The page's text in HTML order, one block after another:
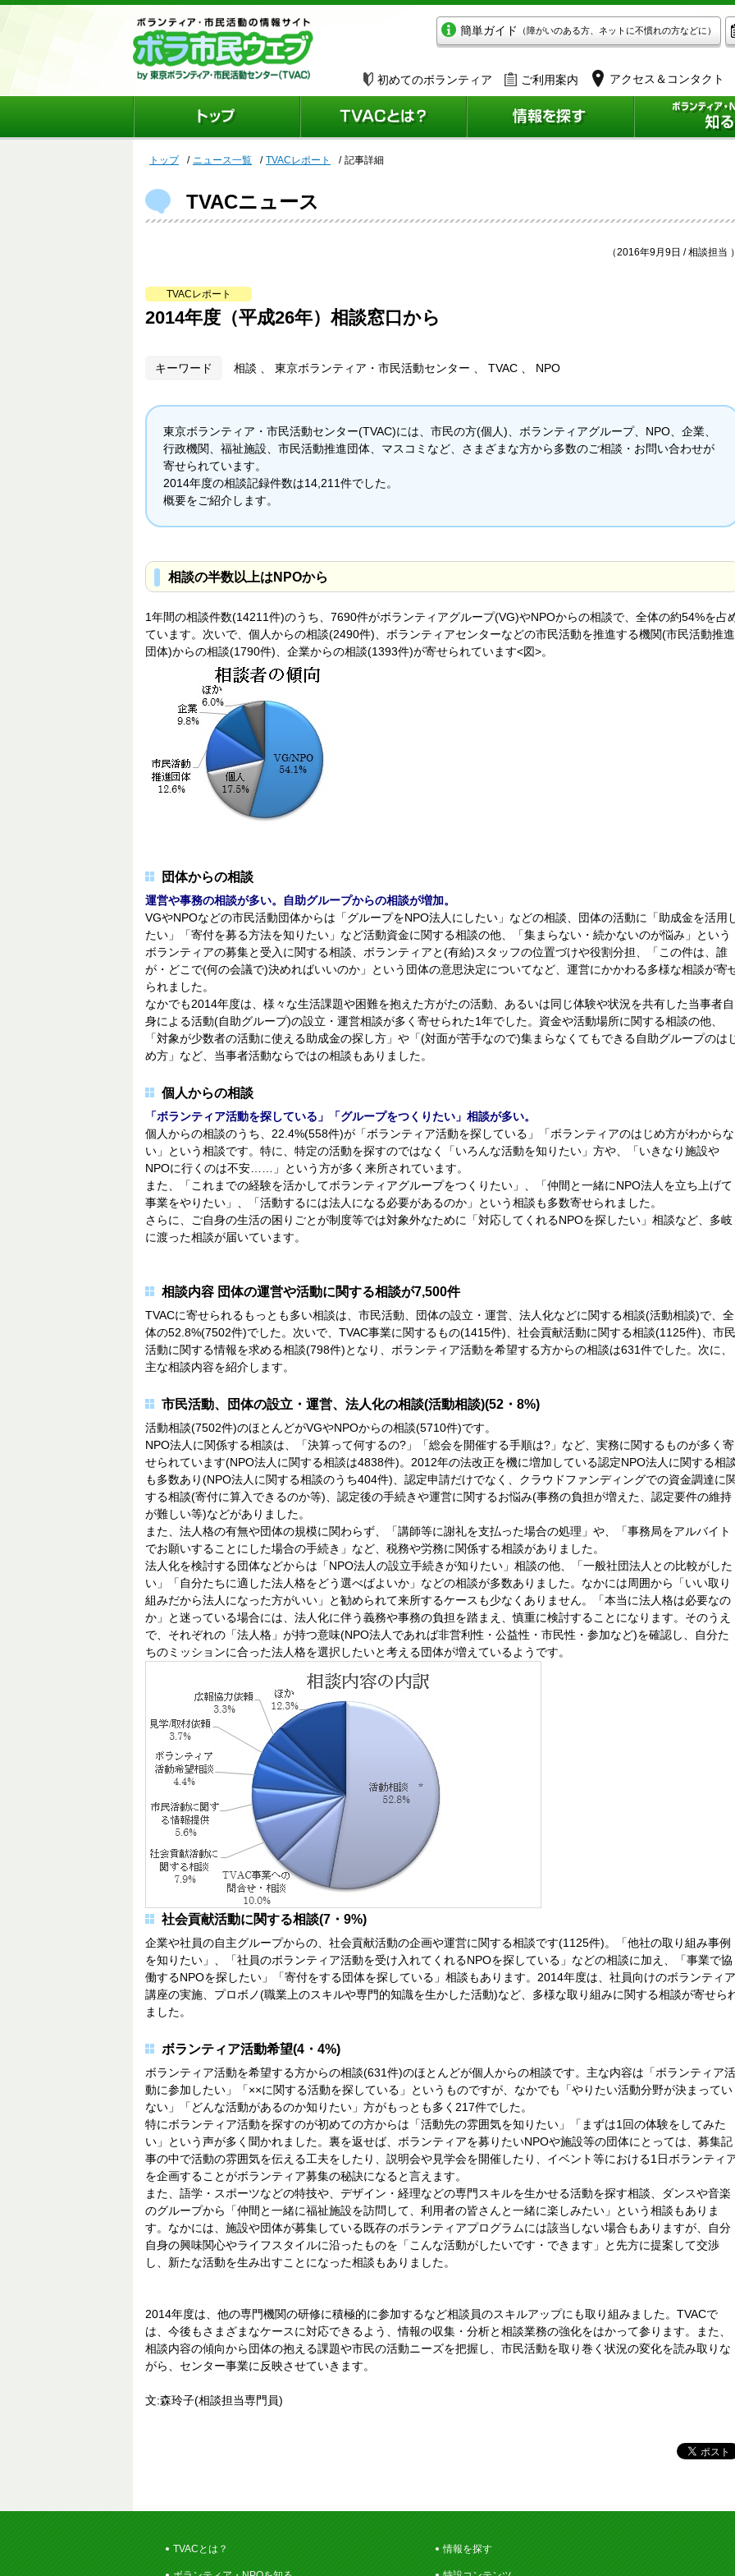
簡単ガイド （障がいのある方、ネットに不慣れの方などに）
初めてのボランティア ご利用案内 アクセス＆コンタクト
トップ ニュース一覧 TVACレポート 記事詳細
TVACニュース
（2016年9月9日 / 相談担当
TVACレポート
2014年度（平成26年）相談窓口から
キーワード 相談 、 東京ボランティア・市民活動センター 、 TVAC 、 NPO
東京ボランティア・市民活動センター(TVAC)には、市民の方(個人)、ボランティアグループ、NPO、企業、
行政機関、福祉施設、市民活動推進団体、マスコミなど、さまざまな方から多数のご相談・お問い合わせが
寄せられています。
2014年度の相談記録件数は14,211件でした。
概要をご紹介します。
相談の半数以上はNPOから
1年間の相談件数(14211件)のうち、7690件がボランティアグループ(VG)やNPOからの相談で、全体の約54%を占
ています。次いで、個人からの相談(2490件)、ボランティアセンターなどの市民活動を推進する機関(市民活動推進
団体)からの相談(1790件)、企業からの相談(1393件)が寄せられています<図>。
団体からの相談
運営や事務の相談が多い。自助グループからの相談が増加。
VGやNPOなどの市民活動団体からは「グループをNPO法人にしたい」などの相談、団体の活動に「助成金を活用
たい」「寄付を募る方法を知りたい」など活動資金に関する相談の他、「集まらない・続かないのが悩み」という
ボランティアの募集と受入に関する相談、ボランティアと(有給)スタッフの位置づけや役割分担、「この件は、誰
が・どこで(何の会議で)決めればいいのか」という団体の意思決定についてなど、運営にかかわる多様な相談が寄
られました。
なかでも2014年度は、様々な生活課題や困難を抱えた方がたの活動、あるいは同じ体験や状況を共有した当事者自
身による活動(自助グループ)の設立・運営相談が多く寄せられた1年でした。資金や活動場所に関する相談の他、
「対象が少数者の活動に使える助成金の探し方」や「(対面が苦手なので)集まらなくてもできる自助グループのは
め方」など、当事者活動ならではの相談もありました。
個人からの相談
「ボランティア活動を探している」「グループをつくりたい」相談が多い。
個人からの相談のうち、22.4%(558件)が「ボランティア活動を探している」「ボランティアのはじめ方がわからな
い」という相談です。特に、特定の活動を探すのではなく「いろんな活動を知りたい」方や、「いきなり施設や
NPOに行くのは不安……」という方が多く来所されています。
また、「これまでの経験を活かしてボランティアグループをつくりたい」、「仲間と一緒にNPO法人を立ち上げて
事業をやりたい」、「活動するには法人になる必要があるのか」という相談も多数寄せられました。
さらに、ご自身の生活の困りごとが制度等では対象外なために「対応してくれるNPOを探したい」相談など、多岐
に渡った相談が届いています。
相談内容 団体の運営や活動に関する相談が7,500件
TVACに寄せられるもっとも多い相談は、市民活動、団体の設立・運営、法人化などに関する相談(活動相談)で、全
体の52.8%(7502件)でした。次いで、TVAC事業に関するもの(1415件)、社会貢献活動に関する相談(1125件)、市民
活動に関する情報を求める相談(798件)となり、ボランティア活動を希望する方からの相談は631件でした。次に、
主な相談内容を紹介します。
市民活動、団体の設立・運営、法人化の相談(活動相談)(52・8%)
活動相談(7502件)のほとんどがVGやNPOからの相談(5710件)です。
NPO法人に関係する相談は、「決算って何するの?」「総会を開催する手順は?」など、実務に関するものが多く寄
せられています(NPO法人に関する相談は4838件)。2012年の法改正を機に増加している認定NPO法人に関する相
も多数あり(NPO法人に関する相談のうち404件)、認定申請だけでなく、クラウドファンディングでの資金調達に
する相談(寄付に算入できるのか等)、認定後の手続きや運営に関するお悩み(事務の負担が増えた、認定要件の維持
が難しい等)などがありました。
また、法人格の有無や団体の規模に関わらず、「講師等に謝礼を支払った場合の処理」や、「事務局をアルバイト
でお願いすることにした場合の手続き」など、税務や労務に関係する相談がありました。
法人化を検討する団体などからは「NPO法人の設立手続きが知りたい」相談の他、「一般社団法人との比較がした
い」「自分たちに適した法人格をどう選べばよいか」などの相談が多数ありました。なかには周囲から「いい取り
組みだから法人になった方がいい」と勧められて来所するケースも少なくありません。「本当に法人格は必要なの
か」と迷っている場合には、法人化に伴う義務や事務の負担を踏まえ、慎重に検討することになります。そのうえ
で、それぞれの「法人格」が持つ意味(NPO法人であれば非営利性・公益性・市民性・参加など)を確認し、自分た
ちのミッションに合った法人格を選択したいと考える団体が増えているようです。
社会貢献活動に関する相談(7・9%)
企業や社員の自主グループからの、社会貢献活動の企画や運営に関する相談です(1125件)。「他社の取り組み事例
を知りたい」、「社員のボランティア活動を受け入れてくれるNPOを探している」などの相談に加え、「事業で協
働するNPOを探したい」「寄付をする団体を探している」相談もあります。2014年度は、社員向けのボランティア
講座の実施、プロボノ(職業上のスキルや専門的知識を生かした活動)など、多様な取り組みに関する相談が寄せら
ました。
ボランティア活動希望(4・4%)
ボランティア活動を希望する方からの相談(631件)のほとんどが個人からの相談です。主な内容は「ボランティア活
動に参加したい」「××に関する活動を探している」というものですが、なかでも「やりたい活動分野が決まってい
ない」「どんな活動があるのか知りたい」方がもっとも多く217件でした。
特にボランティア活動を探すのが初めての方からは「活動先の雰囲気を知りたい」「まずは1回の体験をしてみた
い」という声が多く聞かれました。裏を返せば、ボランティアを募りたいNPOや施設等の団体にとっては、募集記
事の中で活動の雰囲気を伝える工夫をしたり、説明会や見学会を開催したり、イベント等における1日ボランティ
を企画することがボランティア募集の秘訣になると言えます。
また、語学・スポーツなどの特技や、デザイン・経理などの専門スキルを生かせる活動を探す相談、ダンスや音楽
のグループから「仲間と一緒に福祉施設を訪問して、利用者の皆さんと一緒に楽しみたい」という相談もありま
す。なかには、施設や団体が募集している既存のボランティアプログラムには該当しない場合もありますが、自分
自身の興味関心やライフスタイルに沿ったものを「こんな活動がしたいです・できます」と先方に提案して交渉
し、新たな活動を生み出すことになった相談もありました。
2014年度は、他の専門機関の研修に積極的に参加するなど相談員のスキルアップにも取り組みました。TVACで
は、今後もさまざまなケースに対応できるよう、情報の収集・分析と相談業務の強化をはかって参ります。また、
相談内容の傾向から団体の抱える課題や市民の活動ニーズを把握し、市民活動を取り巻く状況の変化を読み取りな
がら、センター事業に反映させていきます。
文:森玲子(相談担当専門員)
TVACとは？ 情報を探す